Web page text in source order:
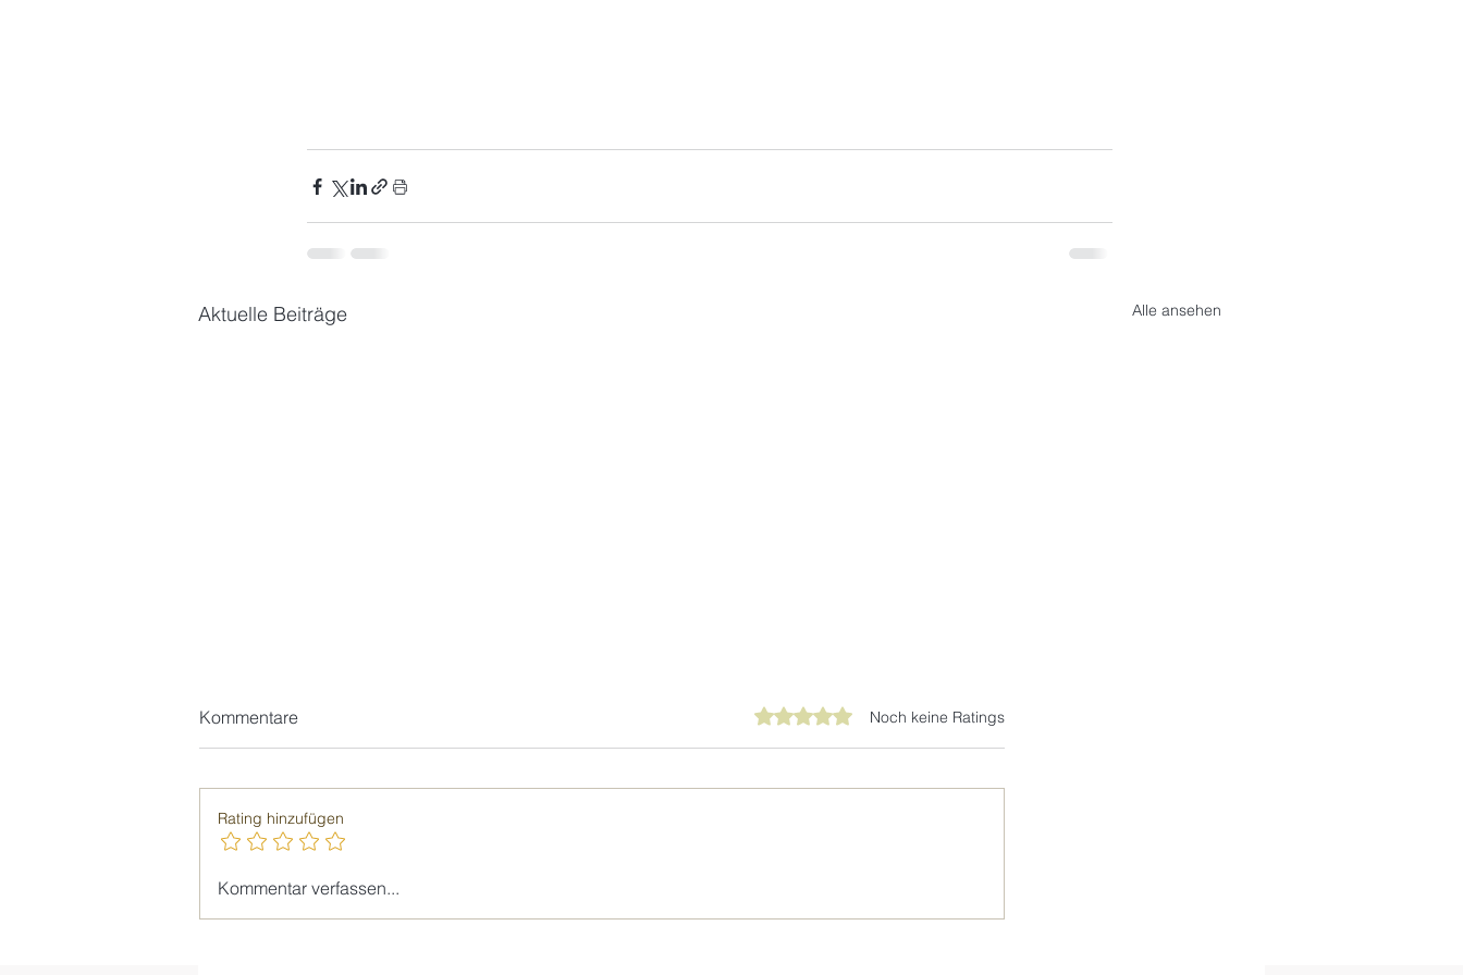
Aktuelle Beiträge Alle ansehen
Giellesse_Die neue
Kommentare Mit 0 von 5 Sternen bewertet.
Noch keine Ratings
Rating hinzufügen
Kommentar verfassen...